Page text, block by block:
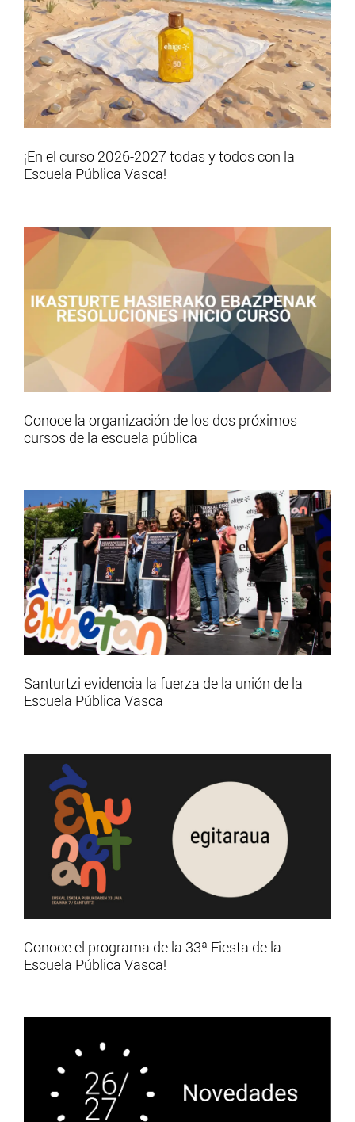
¡En el curso 2026-2027 todas y todos con la
Escuela Pública Vasca!
Conoce la organización de los dos próximos
cursos de la escuela pública
Santurtzi evidencia la fuerza de la unión de la
Escuela Pública Vasca
Conoce el programa de la 33ª Fiesta de la
Escuela Pública Vasca!